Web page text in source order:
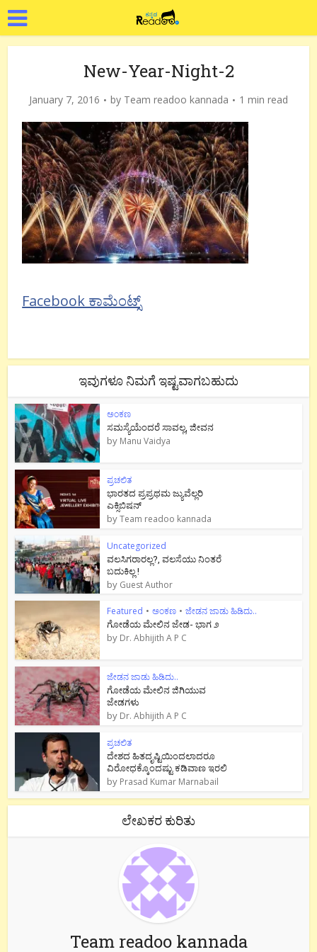
New-Year-Night-2
January 7, 2016 by Team readoo kannada 1 min read
Facebook ಕಾಮೆಂಟ್ಸ್
ಇವುಗಳೂ ನಿಮಗೆ ಇಷ್ಟವಾಗಬಹುದು
ಅಂಕಣ
ಸಮಸ್ಯೆಯೆಂದರೆ ಸಾವಲ್ಲ, ಜೀವನ
by Manu Vaidya
ಪ್ರಚಲಿತ
ಭಾರತದ ಪ್ರಪ್ರಥಮ ಜ್ಯುವೆಲ್ಲರಿ
ಎಕ್ಸಿಬಿಷನ್
byTeam readoo kannada
Uncategorized
ವಲಸಿಗರಾರಲ್ಲ?, ವಲಸೆಯು ನಿಂತರೆ
ಬದುಕಿಲ್ಲ !
by Guest Author
Featured • ಅಂಕಣ • ಜೇಡನ ಜಾಡು ಹಿಡಿದು..
ಗೋಡೆಯ ಮೇಲಿನ ಜೇಡ- ಭಾಗ ೨
by Dr. Abhijith A P C
ಜೇಡನ ಜಾಡು ಹಿಡಿದು..
ಗೋಡೆಯ ಮೇಲಿನ ಜಿಗಿಯುವ
ಜೇಡಗಳು
by Dr. Abhijith A P C
ಪ್ರಚಲಿತ
ದೇಶದ ಹಿತದೃಷ್ಟಿಯಿಂದಲಾದರೂ
ವಿರೋಧಕ್ಕೊಂದಷ್ಟು ಕಡಿವಾಣ ಇರಲಿ
by Prasad Kumar Marnabail
ಲೇಖಕರ ಕುರಿತು
Team readoo kannada